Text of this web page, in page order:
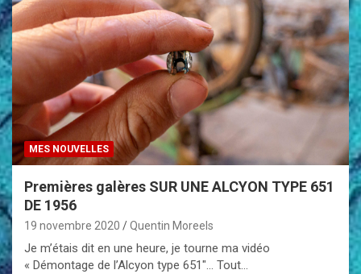
MES NOUVELLES
Premières galères SUR UNE ALCYON TYPE 651
DE 1956
19 novembre 2020 Quentin Moreels
Je m’étais dit en une heure, je tourne ma vidéo
« Démontage de l’Alcyon type 651″… Tout…